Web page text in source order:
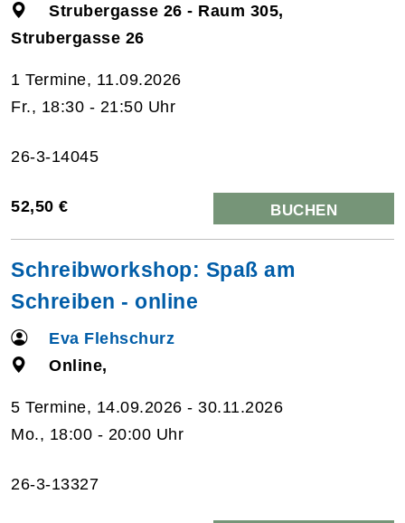
Strubergasse 26 - Raum 305,
Strubergasse 26
1 Termine, 11.09.2026
Fr., 18:30 - 21:50 Uhr
26-3-14045
52,50 € BUCHEN
Schreibworkshop: Spaß am
Schreiben - online
Eva Flehschurz
Online,
5 Termine, 14.09.2026 - 30.11.2026
Mo., 18:00 - 20:00 Uhr
26-3-13327